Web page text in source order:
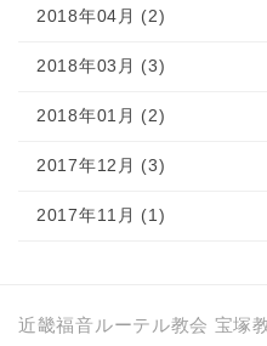
2018年04月 (2)
2018年03月 (3)
2018年01月 (2)
2017年12月 (3)
2017年11月 (1)
近畿福音ルーテル教会 宝塚